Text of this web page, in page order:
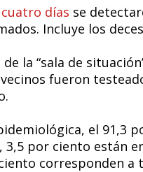
días se
Incluye los
la “sala de
fueron
el 91,3
por ciento están
corresponden a